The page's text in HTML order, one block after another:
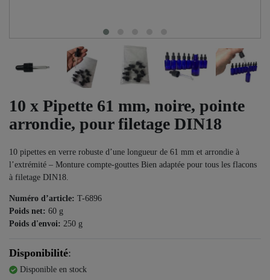
10 x Pipette 61 mm, noire, pointe
arrondie, pour filetage DIN18
10 pipettes en verre robuste d’une longueur de 61 mm et arrondie à
l’extrémité – Monture compte-gouttes Bien adaptée pour tous les flacons
à filetage DIN18.
Numéro d’article: T-6896
Poids net: 60 g
Poids d'envoi: 250 g
Disponibilité:
Disponible en stock